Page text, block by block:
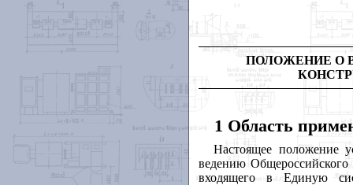
ПОЛОЖЕНИЕ О
1 Область
Настоящее положение
ведению Общероссийского
входящего в Единую